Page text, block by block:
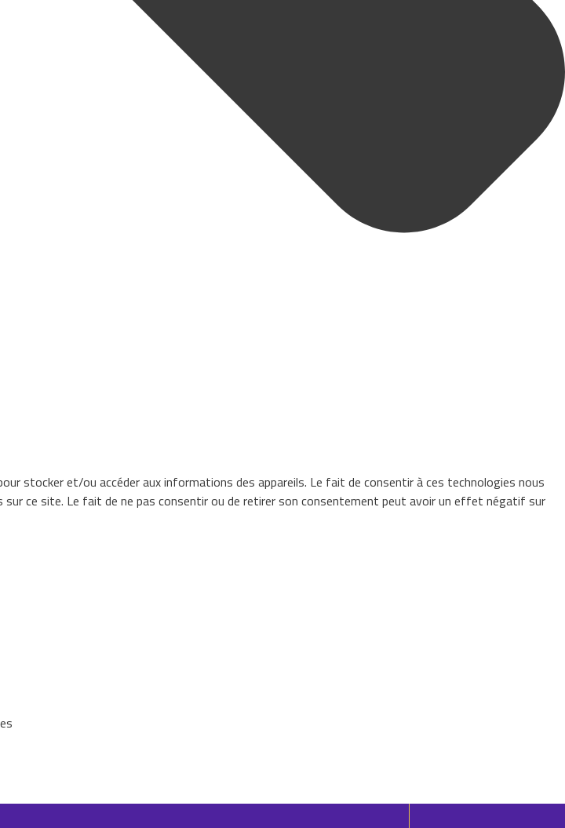
stocker et/ou accéder aux informations des appareils. Le fait de consentir à ces technologies nous
ce site. Le fait de ne pas consentir ou de retirer son consentement peut avoir un effet négatif sur